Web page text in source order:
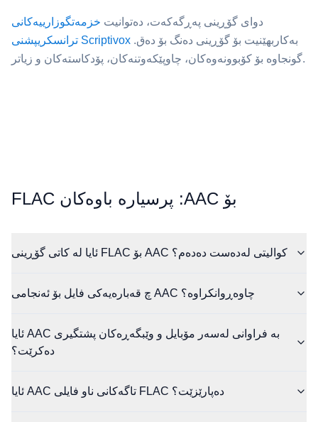
دوای گۆڕینی پەڕگەکەت، دەتوانیت خزمەتگوزارییەکانی
ترانسکریپشنی Scriptivox
گونجاوە بۆ کۆبوونەوەکان، چاوپێکەوتنەکان، پۆدکاستەکان و زیاتر.
⁦FLAC⁩ بۆ ⁦AAC⁩: پرسیارە باوەکان
ئایا لە کاتی گۆڕینی FLAC بۆ AAC کوالیتی لەدەست دەدەم؟
چ قەبارەیەکی فایل بۆ ئەنجامی AAC چاوەڕوانکراوە؟
ئایا AAC بە فراوانی لەسەر مۆبایل و وێبگەڕەکان پشتگیری
دەکرێت؟
ئایا AAC تاگەکانی ناو فایلی FLAC دەپارێزێت؟